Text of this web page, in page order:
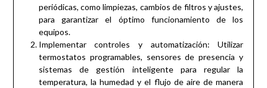
periódicas, como limpiezas, cambios de filtros y ajustes,
para garantizar el óptimo funcionamiento de los
equipos.
Implementar controles y automatización: Utilizar
termostatos programables, sensores de presencia y
sistemas de gestión inteligente para regular la
temperatura, la humedad y el flujo de aire de manera